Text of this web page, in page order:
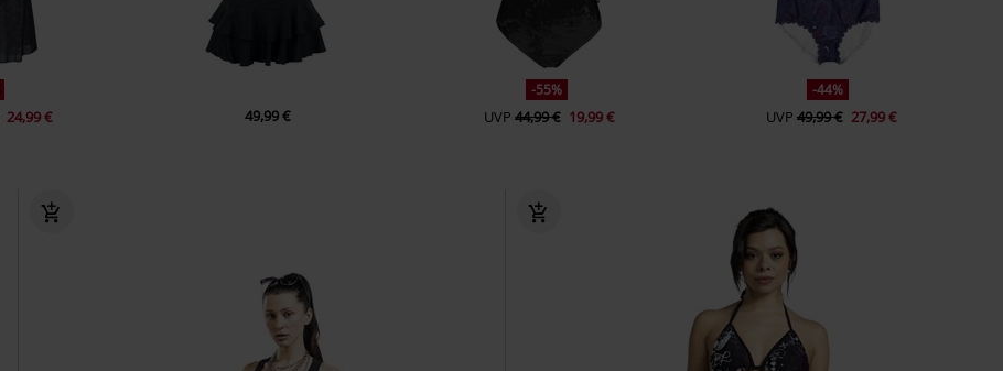
24,99 € 49,99 €
-55%
UVP 44,99 € 19,99 €
-44%
UVP 49,99 € 27,99 €